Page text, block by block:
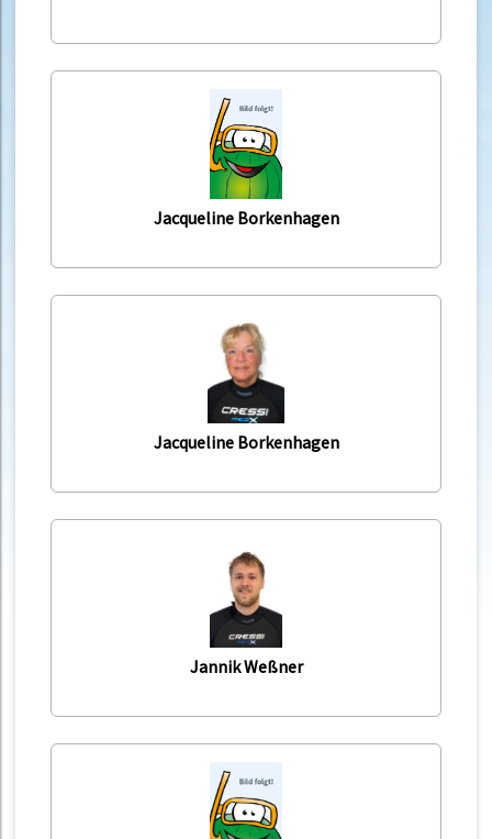
Jacqueline Borkenhagen
Jacqueline Borkenhagen
Jannik Weßner